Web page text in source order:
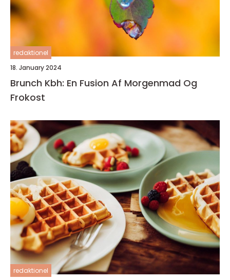
redaktionel
18. January 2024
Brunch Kbh: En Fusion Af Morgenmad Og
Frokost
redaktionel